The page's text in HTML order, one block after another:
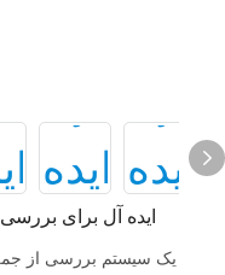
SMA26 Survey System System ایده آل برای بررسی